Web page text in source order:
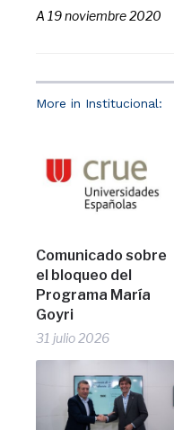
A 19 noviembre 2020
More in Institucional:
Comunicado sobre
el bloqueo del
Programa María
Goyri
31 julio 2026